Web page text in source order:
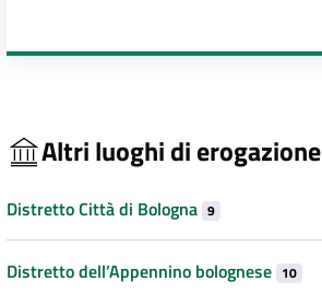
Altri luoghi di erogazione
Distretto Città di Bologna 9
Distretto dell’Appennino bolognese 10